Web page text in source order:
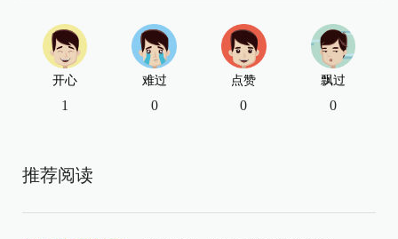
开心
1
难过
0
点赞
0
飘过
0
推荐阅读